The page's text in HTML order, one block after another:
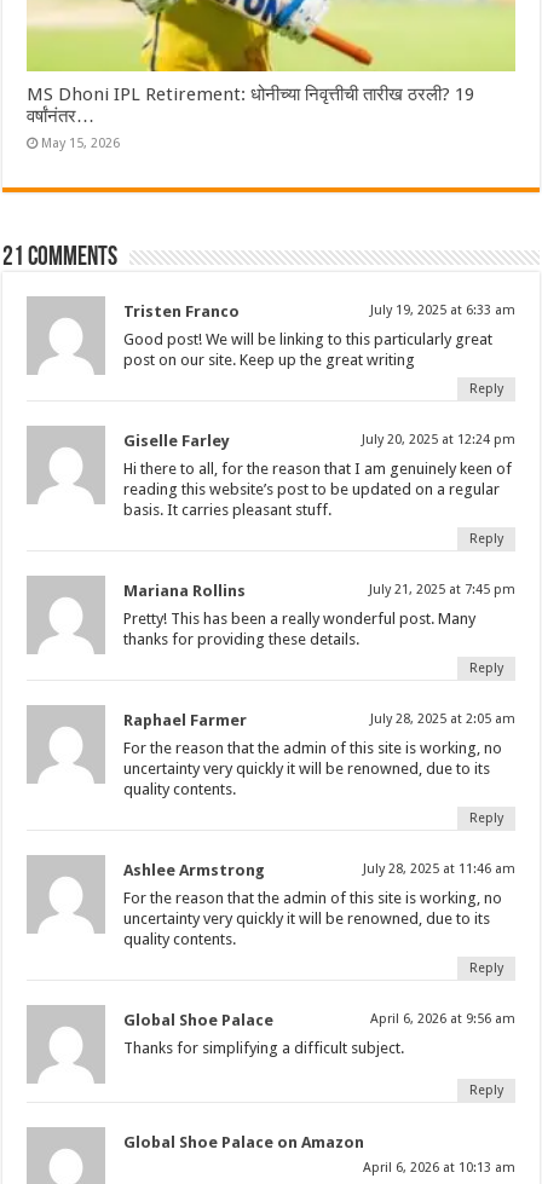
MS Dhoni IPL Retirement: धोनीच्या निवृत्तीची तारीख ठरली? 19
वर्षांनंतर…
May 15, 2026
21 comments
Tristen Franco July 19, 2025 at 6:33 am
Good post! We will be linking to this particularly great
post on our site. Keep up the great writing
Reply
Giselle Farley July 20, 2025 at 12:24 pm
Hi there to all, for the reason that I am genuinely keen of
reading this website’s post to be updated on a regular
basis. It carries pleasant stuff.
Reply
Mariana Rollins July 21, 2025 at 7:45 pm
Pretty! This has been a really wonderful post. Many
thanks for providing these details.
Reply
Raphael Farmer July 28, 2025 at 2:05 am
For the reason that the admin of this site is working, no
uncertainty very quickly it will be renowned, due to its
quality contents.
Reply
Ashlee Armstrong July 28, 2025 at 11:46 am
For the reason that the admin of this site is working, no
uncertainty very quickly it will be renowned, due to its
quality contents.
Reply
Global Shoe Palace April 6, 2026 at 9:56 am
Thanks for simplifying a difficult subject.
Reply
Global Shoe Palace on Amazon
April 6, 2026 at 10:13 am